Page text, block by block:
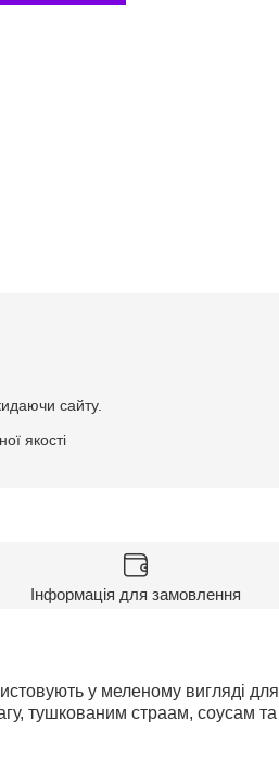
сайту.
якості
Інформація для замовлення
у меленому вигляді для
тушкованим страам, соусам та